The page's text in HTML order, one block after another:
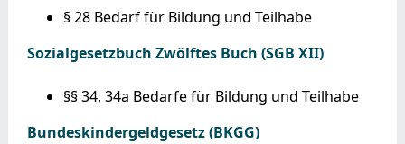
§ 28 Bedarf für Bildung und Teilhabe
Sozialgesetzbuch Zwölftes Buch (SGB XII)
§§ 34, 34a Bedarfe für Bildung und Teilhabe
Bundeskindergeldgesetz (BKGG)